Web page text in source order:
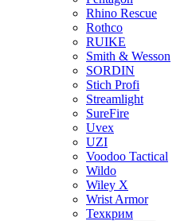
Rhino Rescue
Rothco
RUIKE
Smith & Wesson
SORDIN
Stich Profi
Streamlight
SureFire
Uvex
UZI
Voodoo Tactical
Wildo
Wiley X
Wrist Armor
Техкрим